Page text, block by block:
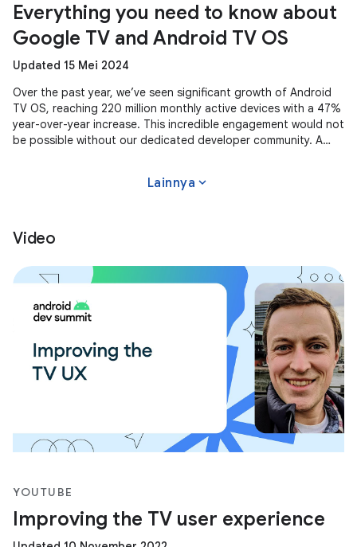
Everything you need to know about
Google TV and Android TV OS
Updated 15 Mei 2024
Over the past year, we’ve seen significant growth of Android
TV OS, reaching 220 million monthly active devices with a 47%
year-over-year increase. This incredible engagement would not
be possible without our dedicated developer community. A
Lainnya expand_more
Video
YOUTUBE
Improving the TV user experience